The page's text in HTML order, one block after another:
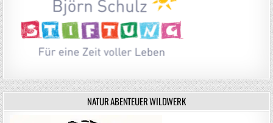
NATUR ABENTEUER WILDWERK